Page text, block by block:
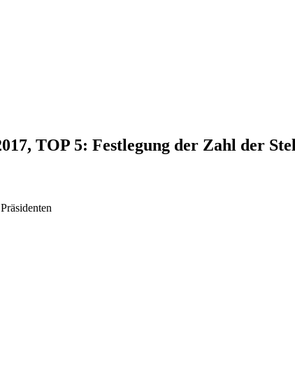
TOP 5: Festlegung der Zahl der